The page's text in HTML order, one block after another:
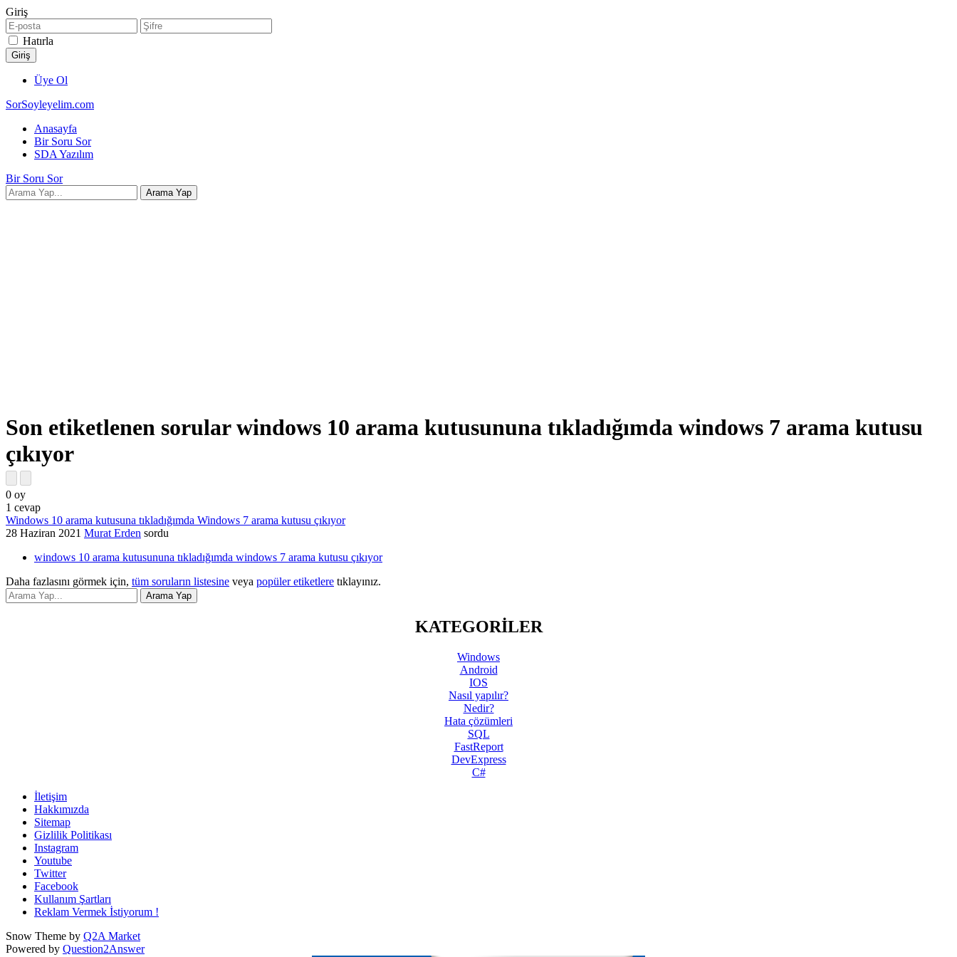
Giriş
Hatırla
Üye Ol
SorSoyleyelim.com
Anasayfa
Bir Soru Sor
SDA Yazılım
Bir Soru Sor
Son etiketlenen sorular windows 10 arama kutusununa tıkladığımda windows 7 arama kutusu
çıkıyor
0 oy
1 cevap
Windows 10 arama kutusuna tıkladığımda Windows 7 arama kutusu çıkıyor
28 Haziran 2021 Murat Erden sordu
windows 10 arama kutusununa tıkladığımda windows 7 arama kutusu çıkıyor
Daha fazlasını görmek için, tüm soruların listesine veya popüler etiketlere tıklayınız.
KATEGORİLER
Windows
Android
IOS
Nasıl yapılır?
Nedir?
Hata çözümleri
SQL
FastReport
DevExpress
C#
İletişim
Hakkımızda
Sitemap
Gizlilik Politikası
Instagram
Youtube
Twitter
Facebook
Kullanım Şartları
Reklam Vermek İstiyorum !
Snow Theme by Q2A Market
Powered by Question2Answer